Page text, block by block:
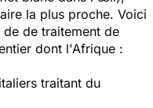
la plus proche. Voici
de traitement de
dont l'Afrique :
traitant du